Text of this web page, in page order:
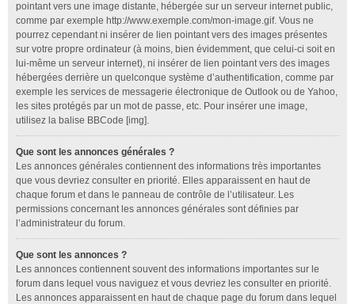
pointant vers une image distante, hébergée sur un serveur internet public,
comme par exemple http://www.exemple.com/mon-image.gif. Vous ne
pourrez cependant ni insérer de lien pointant vers des images présentes
sur votre propre ordinateur (à moins, bien évidemment, que celui-ci soit en
lui-même un serveur internet), ni insérer de lien pointant vers des images
hébergées derrière un quelconque système d’authentification, comme par
exemple les services de messagerie électronique de Outlook ou de Yahoo,
les sites protégés par un mot de passe, etc. Pour insérer une image,
utilisez la balise BBCode [img].
Que sont les annonces générales ?
Les annonces générales contiennent des informations très importantes
que vous devriez consulter en priorité. Elles apparaissent en haut de
chaque forum et dans le panneau de contrôle de l’utilisateur. Les
permissions concernant les annonces générales sont définies par
l’administrateur du forum.
Que sont les annonces ?
Les annonces contiennent souvent des informations importantes sur le
forum dans lequel vous naviguez et vous devriez les consulter en priorité.
Les annonces apparaissent en haut de chaque page du forum dans lequel